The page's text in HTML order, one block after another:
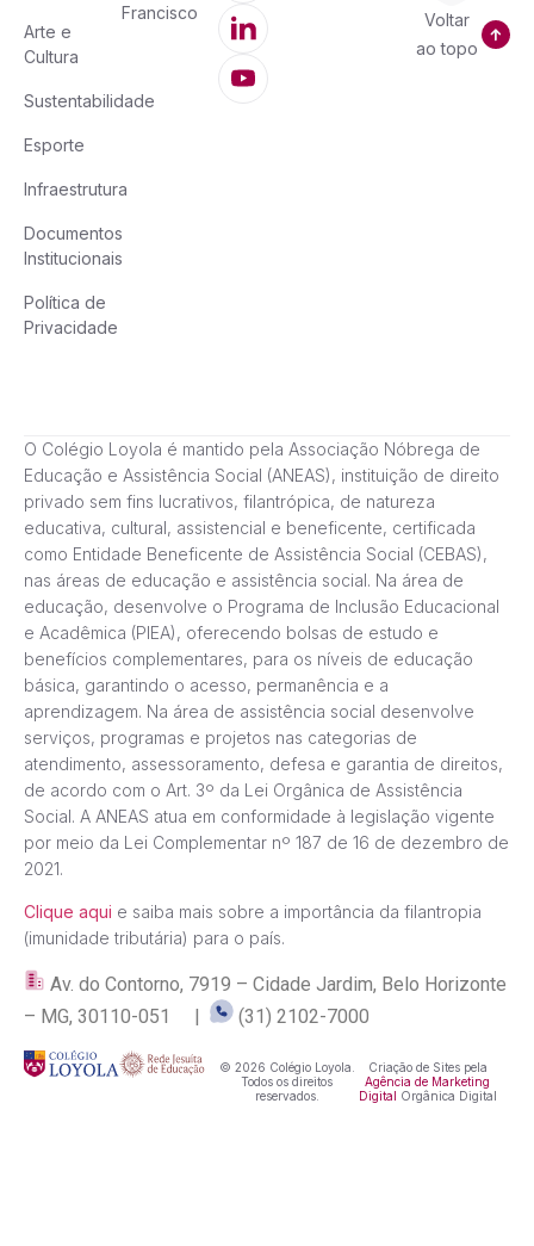
Arte e
Cultura
Sustentabilidade
Esporte
Infraestrutura
Documentos
Institucionais
Política de
Privacidade
Francisco
Voltar
ao topo
O Colégio Loyola é mantido pela Associação Nóbrega de
Educação e Assistência Social (ANEAS), instituição de direito
privado sem fins lucrativos, filantrópica, de natureza
educativa, cultural, assistencial e beneficente, certificada
como Entidade Beneficente de Assistência Social (CEBAS),
nas áreas de educação e assistência social. Na área de
educação, desenvolve o Programa de Inclusão Educacional
e Acadêmica (PIEA), oferecendo bolsas de estudo e
benefícios complementares, para os níveis de educação
básica, garantindo o acesso, permanência e a
aprendizagem. Na área de assistência social desenvolve
serviços, programas e projetos nas categorias de
atendimento, assessoramento, defesa e garantia de direitos,
de acordo com o Art. 3º da Lei Orgânica de Assistência
Social. A ANEAS atua em conformidade à legislação vigente
por meio da Lei Complementar nº 187 de 16 de dezembro de
2021.
Clique aqui e saiba mais sobre a importância da filantropia
(imunidade tributária) para o país.
Av. do Contorno, 7919 – Cidade Jardim, Belo Horizonte
– MG, 30110-051 |
(31) 2102-7000
© 2026 Colégio Loyola.
Todos os direitos
reservados.
Criação de Sites pela
Agência de Marketing
Digital Orgânica Digital